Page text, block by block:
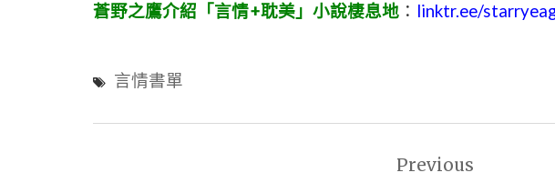
蒼野之鷹介紹「言情+耽美」小說棲息地 ： linktr.ee/
言情書單
Previous